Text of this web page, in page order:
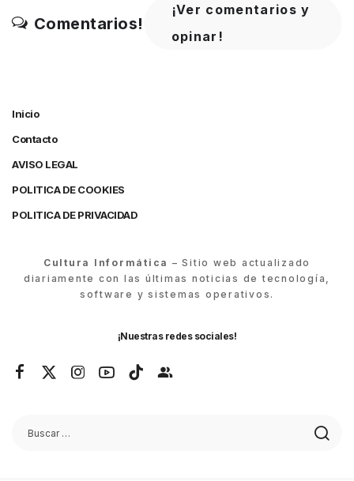
Comentarios!
¡Ver comentarios y
opinar!
Inicio
Contacto
AVISO LEGAL
POLITICA DE COOKIES
POLITICA DE PRIVACIDAD
Cultura Informática – Sitio web actualizado
diariamente con las últimas noticias de tecnología,
software y sistemas operativos.
¡Nuestras redes sociales!